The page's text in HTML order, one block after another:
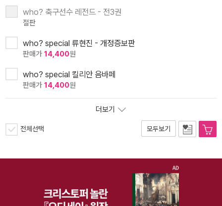
who? 축구선수 레전드 - 전3권
절판
who? special 류현진 - 개정증보판
판매가 14,400원
who? special 킬리안 음바페
판매가 14,400원
더보기
전체선택 모두보기